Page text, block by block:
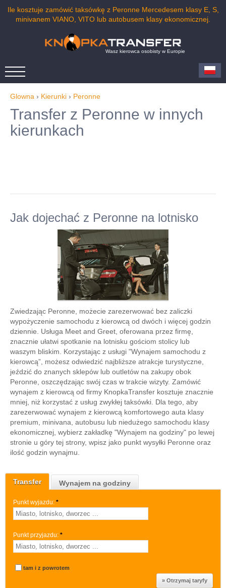
Ile kosztuje zamówić taksówkę z Peronne Mercedesem klasy E, S,
minivanem VIANO, VITO lub autobusem klasy ekonomicznej.
Wasz kierowca osobisty w Europie
Glowna › Kierunki › Peronne
Transfer Wynajem na godziny
Punkt wyjazdu: *
Punkt przyjazdu: *
tam i z powrotem
Transfer z Peronne w innych
kierunkach
Jak dojechać z Peronne na lotnisko
Zwiedzając Peronne, możecie zarezerwować bez zaliczki
wypożyczenie samochodu z kierowcą od dwóch i więcej godzin
dziennie. Usługa Meet and Greet, oferowana przez firmę,
znacznie ułatwi spotkanie na lotnisku gościom stolicy lub
waszym bliskim. Korzystając z usługi "Wynajem samochodu z
kierowcą”, możesz odwiedzić najbliższe atrakcje turystyczne,
jeździć do znanych sklepów lub outletów na zakupy obok
Peronne, oszczędzając swój czas w trakcie wizyty. Zamówić
wynajem z kierowcą od firmy KnopkaTransfer kosztuje znacznie
mniej, niż korzystać z usług zwykłej taksówki. Dla tego, aby
zarezerwować wynajem z kierowcą komfortowego auta klasy
premium, minivana, autobusu lub niedużego samochodu klasy
ekonomicznej, wybierz zakładkę "Wynajem na godziny" po lewej
stronie u góry tej strony, wpisz jako punkt wysyłki Peronne oraz
ilość godzin wynajmu.